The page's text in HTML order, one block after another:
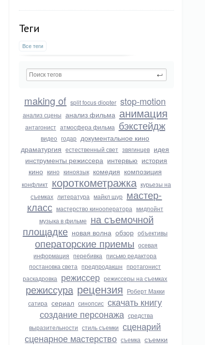
Теги
Все теги
making of split focus diopter stop-motion
анализ сцены анализ фильма анимация
антагонист атмосфера фильма бэкстейдж
видео годар документальное кино
драматургия естественный свет звягинцев идея
инструменты режиссера интервью история
кино кино киноязык комедия композиция
конфликт короткометражка курьезы на
съемках литература майкл щур мастер-
класс мастерство кинооператора мидпойнт
музыка в фильме на съемочной
площадке новая волна обзор объективы
операторские приемы осевая
информация перебивка письмо редактора
постановка света предпродакшн протагонист
раскадровка режиссер режиссеры на съемках
режиссура рецензия Роберт Макки
сатира сериал синопсис скачать книгу
создание персонажа средства
выразительности стиль съемки сценарий
сценарное мастерство съемка съемки